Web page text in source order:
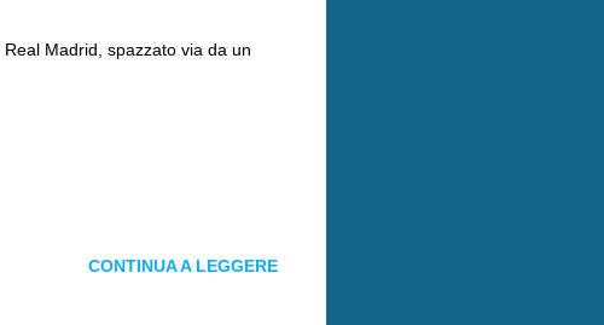
Madrid, spazzato via da un
CONTINUA A LEGGERE